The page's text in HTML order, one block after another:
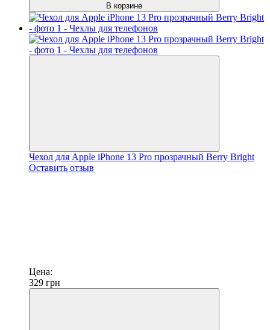
В корзине
Чехол для Apple iPhone 13 Pro прозрачный Berry Bright
Оставить отзыв
Цена:
329 грн